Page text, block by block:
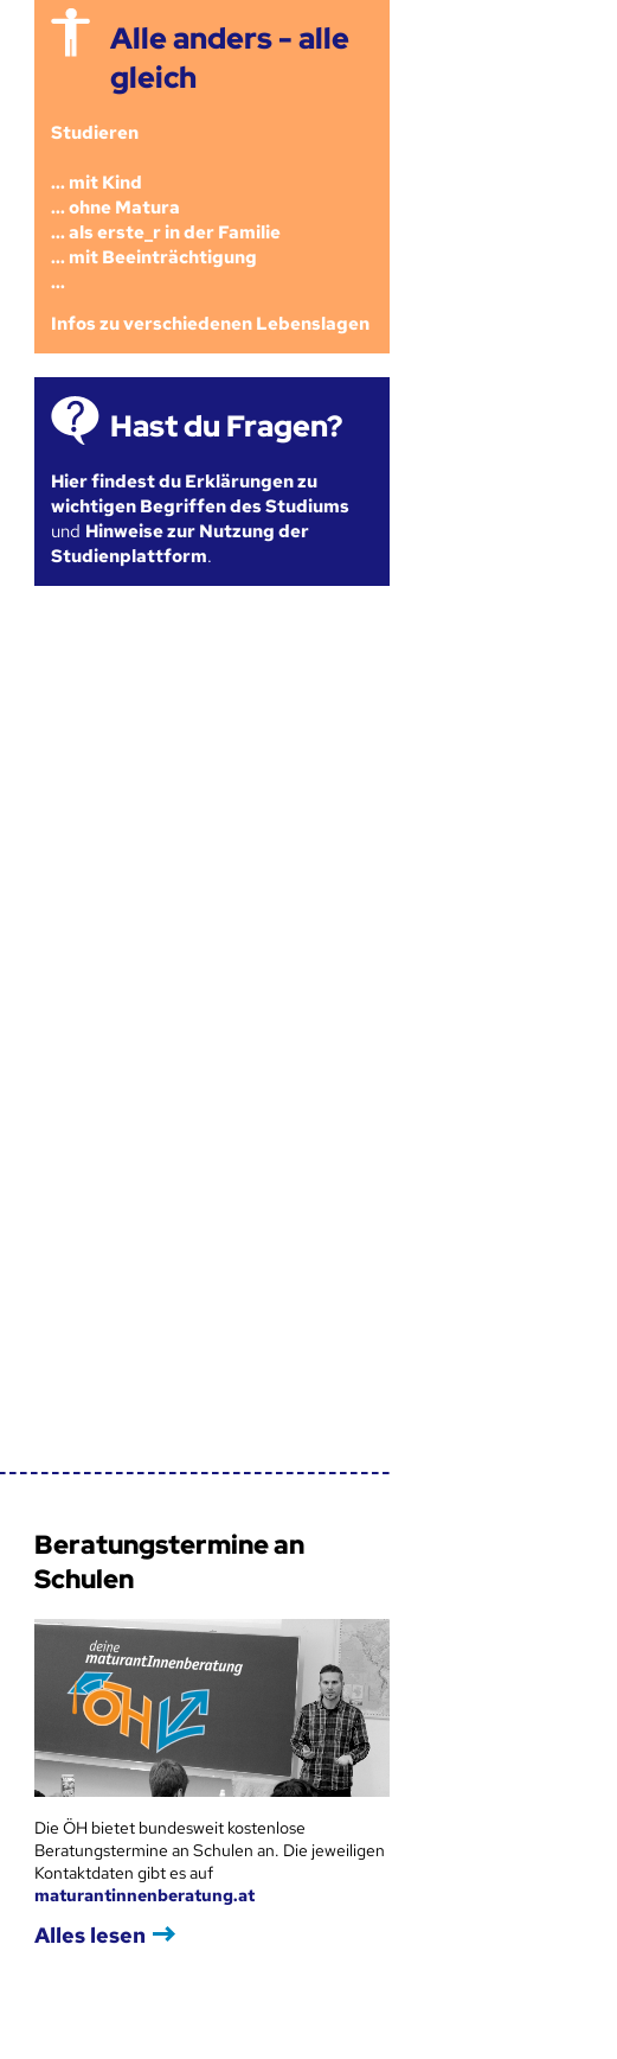
Alle anders - alle
gleich
Studieren
... mit Kind
... ohne Matura
... als erste_r in der Familie
... mit Beeinträchtigung
...
Infos zu verschiedenen Lebenslagen
Hast du Fragen?
Hier findest du Erklärungen zu
wichtigen Begriffen des Studiums
und Hinweise zur Nutzung der
Studienplattform.
Beratungstermine an
Schulen
Die ÖH bietet bundesweit kostenlose
Beratungstermine an Schulen an. Die jeweiligen
Kontaktdaten gibt es auf
maturantinnenberatung.at
Alles lesen